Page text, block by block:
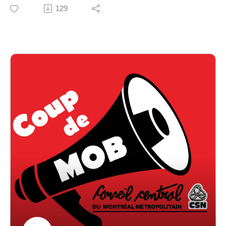
central du Montréal métropolitain (CCMM-CSN) : la
mobilisation.
Charles Gagnon, conseiller syndical au service d’appui
à la mobilisation et à la vie régionale (SAMVR) national
de la CSN ayant travaillé longtemps au CCMM-CSN,
Alice Lepetit, conseillère syndicale à la mobilisation au
CCMM-CSN.
La discussion porte sur l’utilité de la mobilisation de ce
que l’on appelle le premier front, qui concerne l’action
syndicale à proprement parler, soit la lutte pour de
meilleures conditions de travail et de salaire. Elle porte
également sur les similarités et les différences avec la
mobilisation du deuxième front, qui concerne la lutte
sociopolitique menée sur des enjeux plus globaux, tels
129